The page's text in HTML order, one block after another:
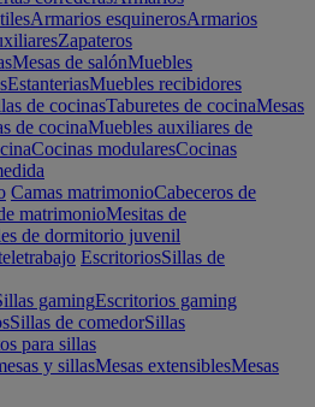
Armarios esquinerosArmarios
Zapateros
Mesas de salónMuebles
EstanteriasMuebles recibidores
de cocinasTaburetes de cocinaMesas
de cocinaMuebles auxiliares de
Cocinas modularesCocinas
Camas matrimonioCabeceros de
matrimonioMesitas de
de dormitorio juvenil
EscritoriosSillas de
gamingEscritorios gaming
Sillas de comedorSillas
para sillas
y sillasMesas extensiblesMesas